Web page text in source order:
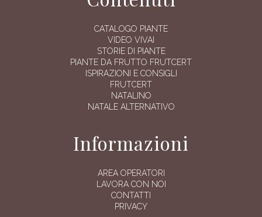
CATALOGO PIANTE
VIDEO VIVAI
STORIE DI PIANTE
PIANTE DA FRUTTO FRUTCERT
ISPIRAZIONI E CONSIGLI
FRUTCERT
NATALINO
NATALE ALTERNATIVO
Informazioni
AREA OPERATORI
LAVORA CON NOI
CONTATTI
PRIVACY